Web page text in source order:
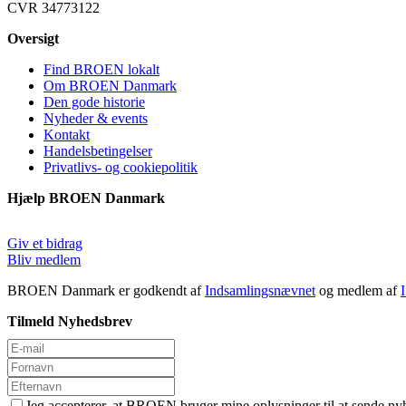
CVR 34773122
Oversigt
Find BROEN lokalt
Om BROEN Danmark
Den gode historie
Nyheder & events
Kontakt
Handelsbetingelser
Privatlivs- og cookiepolitik
Hjælp BROEN Danmark
Giv et bidrag
Bliv medlem
BROEN Danmark er godkendt afIndsamlingsnævnet og medlem af
Tilmeld Nyhedsbrev